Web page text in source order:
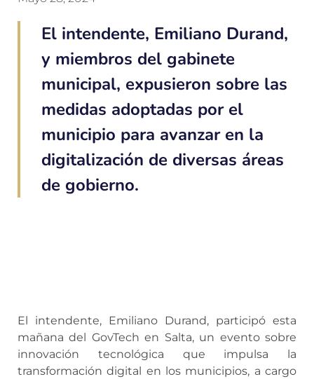
El intendente, Emiliano Durand,
y miembros del gabinete
municipal, expusieron sobre las
medidas adoptadas por el
municipio para avanzar en la
digitalización de diversas áreas
de gobierno.
El intendente, Emiliano Durand, participó esta
mañana del GovTech en Salta, un evento sobre
innovación tecnológica que impulsa la
transformación digital en los municipios, a cargo